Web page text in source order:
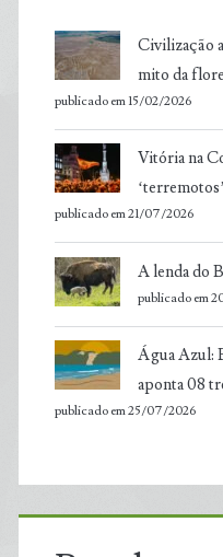
Civilização
mito da
publicado em 15/02/2026
Vitória na
publicado em 21/07/2026
A lenda do
publicado em
Água Azul:
aponta 08
publicado em 25/07/2026